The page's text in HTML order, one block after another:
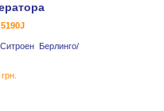
Берлинго/